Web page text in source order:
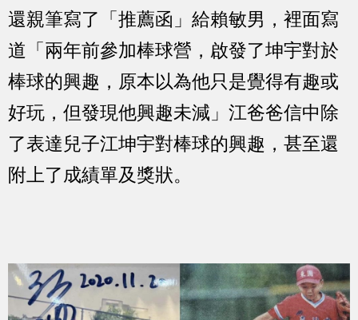
還親筆寫了「推薦函」給賴敏男，裡面寫
道「兩年前參加棒球營，啟發了坤宇對於
棒球的興趣，原本以為他只是覺得有趣或
好玩，但發現他興趣未減」江爸爸信中除
了表達兒子江坤宇對棒球的興趣，甚至還
附上了成績單及獎狀。